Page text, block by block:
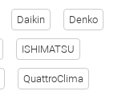
Daikin Denko
ISHIMATSU
QuattroClima